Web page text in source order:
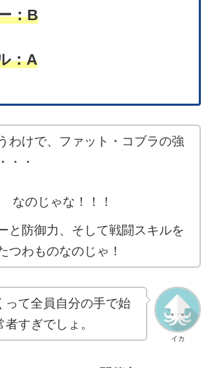
：B
：A
わけで、ファット・コブラの強
・・
なのじゃな！！！
と防御力、そして戦闘スキルを
つわものなのじゃ！
イカ
って全員自分の手で始
すぎでしょ。